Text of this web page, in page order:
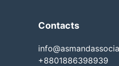
Contacts
+8801886398939